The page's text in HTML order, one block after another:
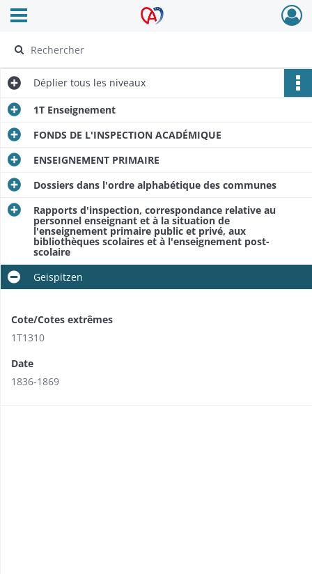
Archives Alsace - Colmar
Ouvrir le menu déroulant
Déplier tous les niveaux
1T Enseignement
FONDS DE L'INSPECTION ACADÉMIQUE
ENSEIGNEMENT PRIMAIRE
Dossiers dans l'ordre alphabétique des communes
Rapports d'inspection, correspondance relative au
personnel enseignant et à la situation de
l'enseignement primaire public et privé, aux
bibliothèques scolaires et à l'enseignement post-
scolaire
Geispitzen
Cote/Cotes extrêmes
1T1310
Date
1836-1869